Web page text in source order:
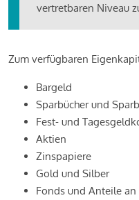
vertretbaren Niveau
Zum verfügbaren
Bargeld
Sparbücher und
Fest- und
Aktien
Zinspapiere
Gold und Silber
Fonds und Anteile